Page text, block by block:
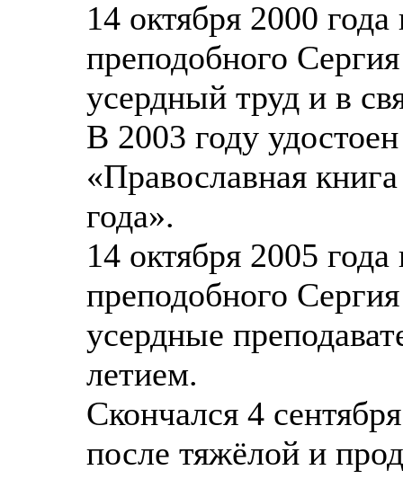
14 октября 2000
преподобного
усердный труд и в
В 2003 году
«Православная
года».
14 октября 2005
преподобного
усердные
летием.
Скончался 4
после тяжёлой и